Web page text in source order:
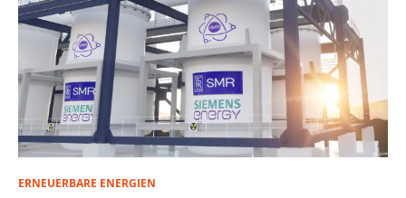
ERNEUERBARE ENERGIEN